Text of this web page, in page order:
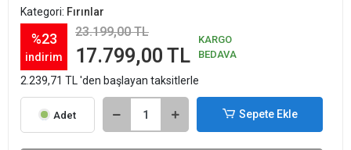
Kategori: Fırınlar
%23
indirim
23.199,00 TL
17.799,00 TL
KARGO
BEDAVA
2.239,71 TL 'den başlayan taksitlerle
Adet Sepete Ekle